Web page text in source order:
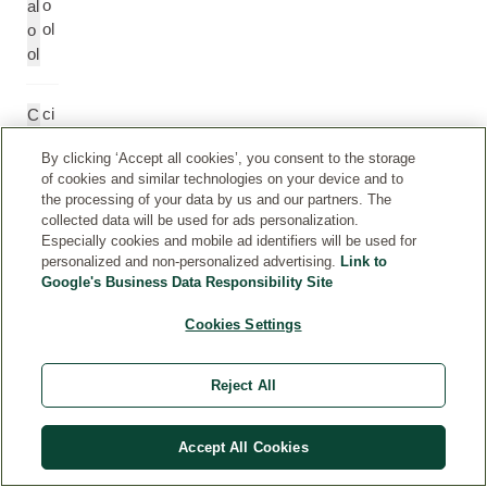
al
o
ol
o
ol
C ci
al
c
o
u
e
g
a
By clicking ‘Accept all cookies’, you consent to the storage
of cookies and similar technologies on your device and to
the processing of your data by us and our partners. The
collected data will be used for ads personalization.
Especially cookies and mobile ad identifiers will be used for
personalized and non-personalized advertising. Link to
Google's Business Data Responsibility Site
Cookies Settings
Reject All
Accept All Cookies